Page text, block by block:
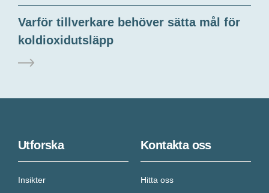
Varför tillverkare behöver sätta mål för
koldioxidutsläpp
Utforska
Insikter
Kontakta oss
Hitta oss